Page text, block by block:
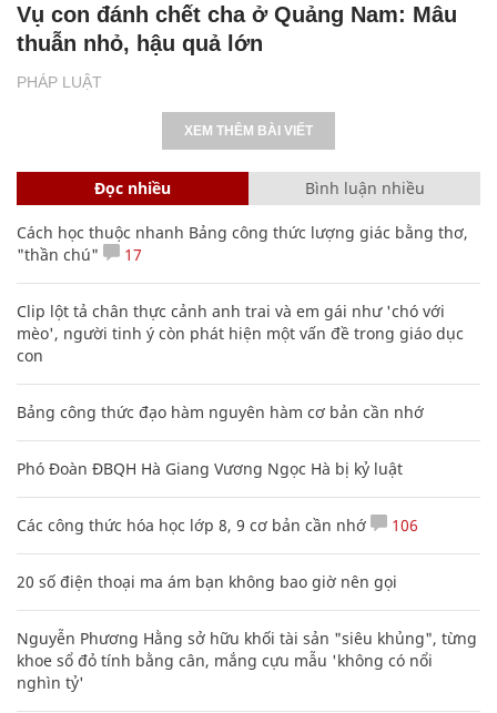
PHÁP LUẬT
Vụ con đánh chết cha ở Quảng Nam: Mâu
thuẫn nhỏ, hậu quả lớn
XEM THÊM BÀI VIẾT
Đọc nhiều Bình luận nhiều
Cách học thuộc nhanh Bảng công thức lượng giác bằng thơ,
"thần chú"
17
Clip lột tả chân thực cảnh anh trai và em gái như 'chó với
mèo', người tinh ý còn phát hiện một vấn đề trong giáo dục
con
Bảng công thức đạo hàm nguyên hàm cơ bản cần nhớ
Phó Đoàn ĐBQH Hà Giang Vương Ngọc Hà bị kỷ luật
Các công thức hóa học lớp 8, 9 cơ bản cần nhớ 106
20 số điện thoại ma ám bạn không bao giờ nên gọi
Nguyễn Phương Hằng sở hữu khối tài sản "siêu khủng", từng
khoe sổ đỏ tính bằng cân, mắng cựu mẫu 'không có nổi
nghìn tỷ'